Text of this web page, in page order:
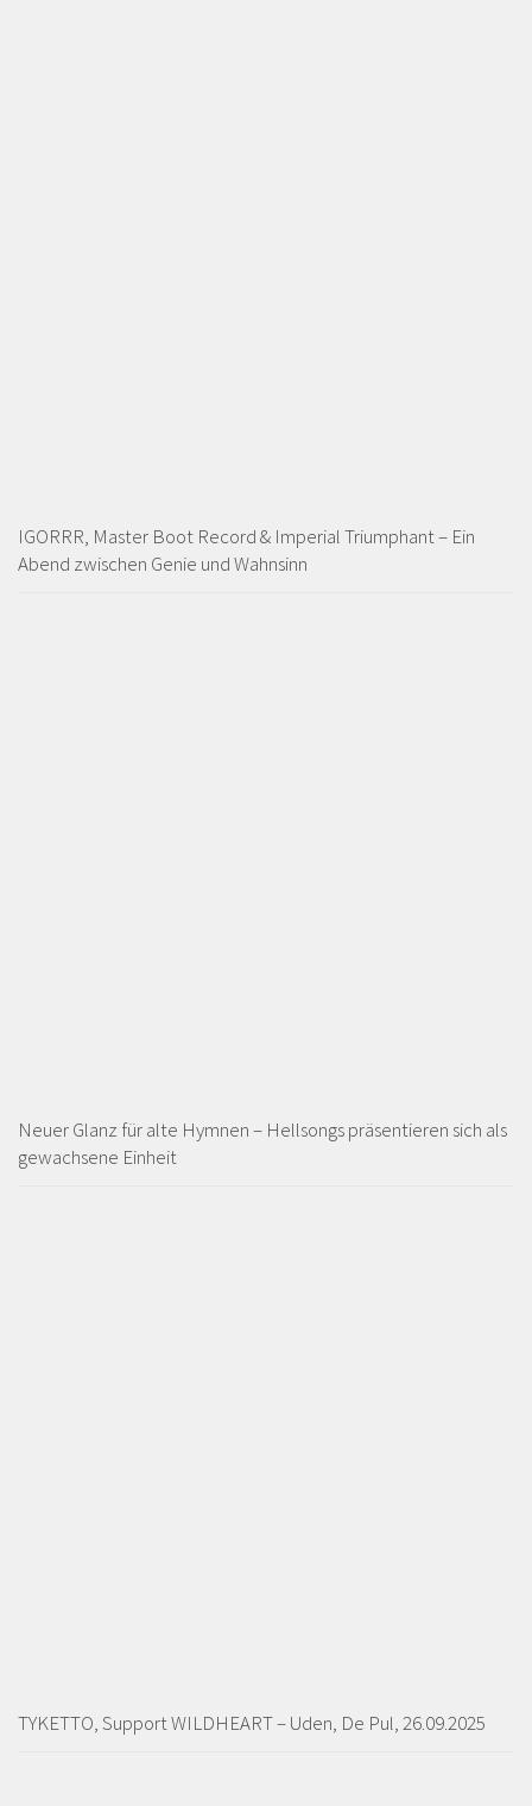
IGORRR, Master Boot Record & Imperial Triumphant – Ein
Abend zwischen Genie und Wahnsinn
Neuer Glanz für alte Hymnen – Hellsongs präsentieren sich als
gewachsene Einheit
TYKETTO, Support WILDHEART – Uden, De Pul, 26.09.2025